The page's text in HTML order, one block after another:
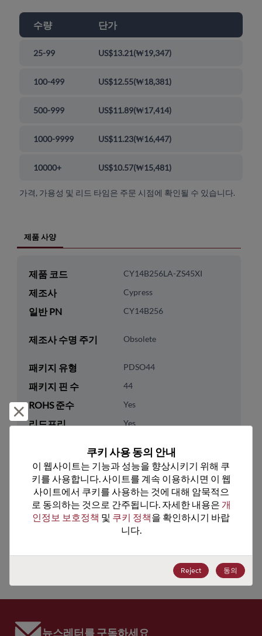
수량 단가
25-99 US$13.21(₩19,347)
100-499 US$12.55(₩18,381)
500-999 US$11.89(₩17,414)
1000-9999 US$11.23(₩16,447)
10000+ US$10.57(₩15,481)
가격, 가용성 및 리드 타임은 주문 시점에 확인될 수 있습니다.
제품 사양
제품 코드 CY14B256LA-ZS45XI
제조사 Cypress
일반 PN CY14B256
제조사 수명 주기 Obsolete
패키지 유형 PDSO44
패키지 핀 수 44
ROHS 준수 Yes
리드프리 Yes
기술 카테고리 Memory & Storage
기술 하위 카테고리 DRAM & SRAM
기술 그룹 Non-Volatile SRAMs
8542.32.0041
ECCN EAR99
뉴스레터를 구독하세요
거부 및 닫기
쿠키 사용 동의 안내
이 웹사이트는 기능과 성능을 향상시키기 위해 쿠
키를 사용합니다. 사이트를 계속 이용하시면 이 웹
사이트에서 쿠키를 사용하는 것에 대해 암묵적으
로 동의하는 것으로 간주됩니다. 자세한 내용은 개
인정보 보호정책 및 쿠키 정책을 확인하시기 바랍
니다.
Reject 동의